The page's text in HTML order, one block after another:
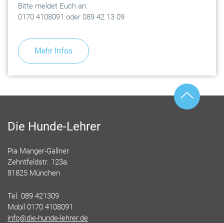
Bitte meldet Euch an:
0170 4108091 oder 089 42 13 09
Mehr Infos
Die Hunde-Lehrer
Pia Manger-Gallner
Zehntfeldstr. 123a
81825 München
Tel. 089 421309
Mobil 0170 4108091
info@die-hunde-lehrer.de